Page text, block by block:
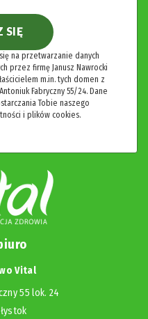
SIĘ
na przetwarzanie danych
przez firmę Janusz Nawrocki
m.in. tych domen z
Fabryczny 55/24. Dane
Tobie naszego
i plików cookies.
Vital
55 lok. 24